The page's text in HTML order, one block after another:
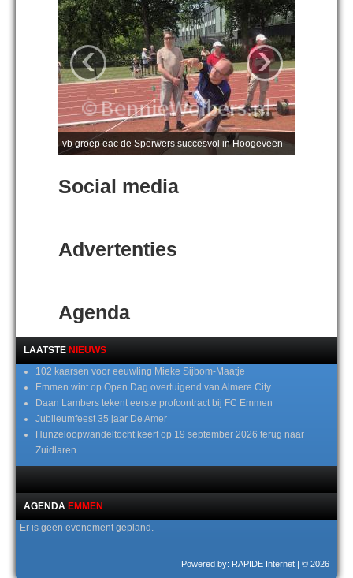
vb groep eac de Sperwers succesvol in Hoogeveen
‹ ›
Social media
Advertenties
Agenda
LAATSTE NIEUWS
102 kaarsen voor eeuwling Mieke Sijbom-Maatje
Emmen wint op Open Dag overtuigend van Almere City
Daan Lambers tekent eerste profcontract bij FC Emmen
Jubileumfeest 35 jaar De Amer
Hunzeloopwandeltocht keert op 19 september 2026 terug naar
Zuidlaren
AGENDA EMMEN
Er is geen evenement gepland.
Powered by: RAPIDE Internet | © 2026